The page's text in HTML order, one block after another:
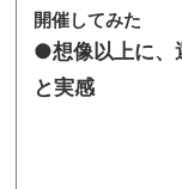
開催してみた
●想像以上に、
と実感